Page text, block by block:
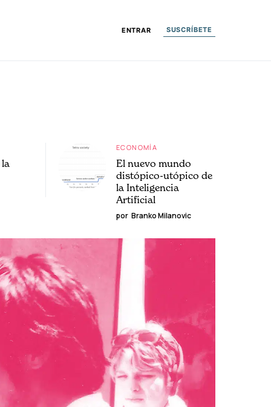
ENTRAR SUSCRÍBETE
ECONOMÍA
El nuevo mundo
distópico-utópico de
la Inteligencia
Artificial
por Branko Milanovic